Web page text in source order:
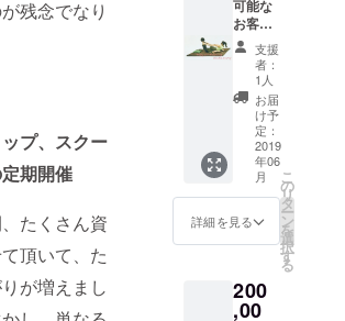
残念でなり
プ、スクー
期開催
たくさん資
頂いて、た
が増えまし
が受け
られま
す。 ６
０分
レッス
ン３回
分のチ
ケット
です。
こちら
の指定
時間で
の開催
とまり
レッス
ンは６
３回分
のチ
ケット
です。
６０分
or９０
分の
レッス
ン時間
はご選
択頂け
他には
ない、
SUAYだ
リジナ
ルレッ
ション
とご自
身の姿
を画像
で映
し、 同
じスタ
ジオ空
間にい
るよう
な感覚
接指導
が受け
０分or
９０分
ング、
バラン
スト
レーニ
ング、
を
『Skyp
e』や
『Zoom
』を使
い、オ
ンライ
ンで
す。
kaoriの
毎回ご
提供致
しま
す。 初
回来店
期限；
2019年
6月〜12
月末ま
でにご
来店く
ださ
い。
12月末
です
術時間
をお選
び頂け
ます。
２種類
もマッ
サージ
も可能
です。
（例え
ば、タ
イ古式
６０分
＋オイ
ルマッ
６０分
＝計１
スト
レーニ
ング、
キネシ
ス、ピ
ラティ
スリ
フォー
マーの
レッス
ン、VR
エクサ
サイズ
をご受
講でき
分or９
０分or
可能な
お客様
へ、 タ
イ古式
マッ
サー
ジ、ハ
ワイロ
ミロ
ミ、中
国式オ
イル
マッ
サージ
推拿
な）、
パート
支援
者：
1人
お届
け予
定：
2019
年06
月
詳細を見る
こ
の
リ
タ
ー
ン
を
選
択
す
る
200
,00